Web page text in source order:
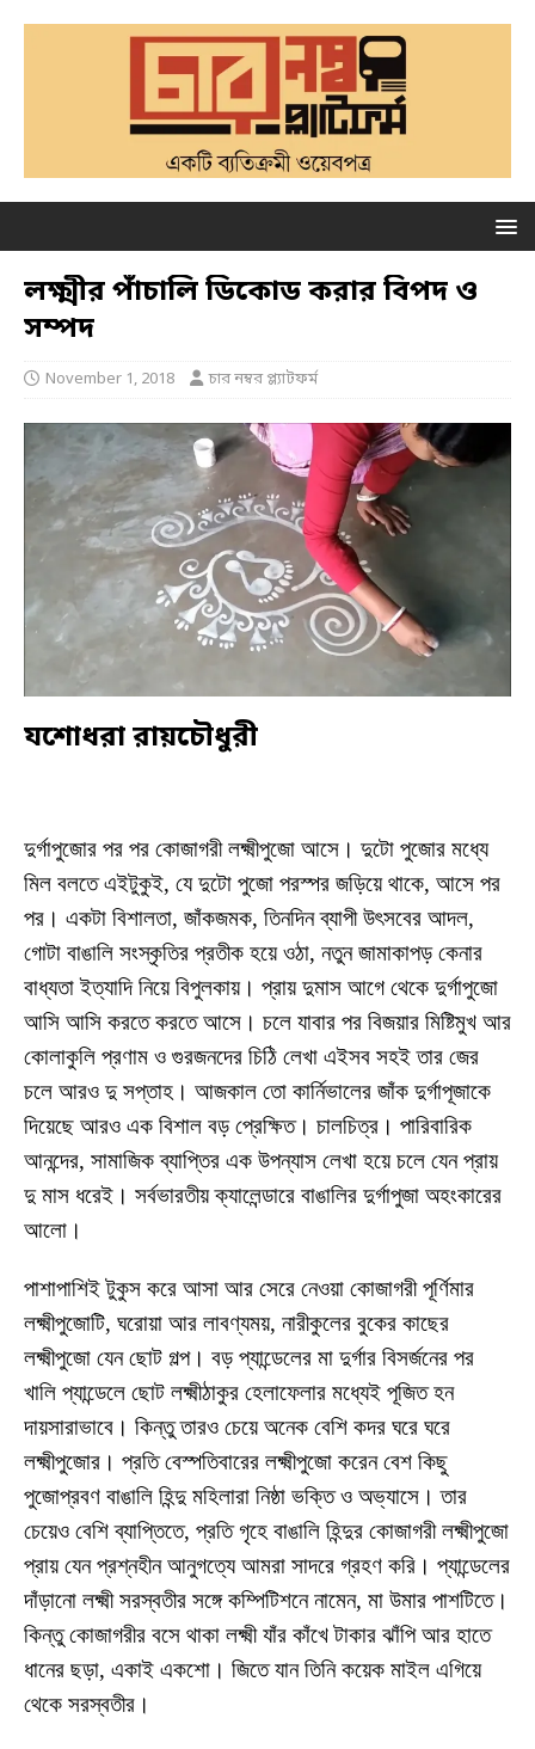
লক্ষ্মীর পাঁচালি ডিকোড করার বিপদ ও
সম্পদ
November 1, 2018 চার নম্বর প্ল্যাটফর্ম
যশোধরা রায়চৌধুরী
দুর্গাপুজোর পর পর কোজাগরী লক্ষ্মীপুজো আসে। দুটো পুজোর মধ্যে
মিল বলতে এইটুকুই, যে দুটো পুজো পরস্পর জড়িয়ে থাকে, আসে পর
পর। একটা বিশালতা, জাঁকজমক, তিনদিন ব্যাপী উৎসবের আদল,
গোটা বাঙালি সংস্কৃতির প্রতীক হয়ে ওঠা, নতুন জামাকাপড় কেনার
বাধ্যতা ইত্যাদি নিয়ে বিপুলকায়। প্রায় দুমাস আগে থেকে দুর্গাপুজো
আসি আসি করতে করতে আসে। চলে যাবার পর বিজয়ার মিষ্টিমুখ আর
কোলাকুলি প্রণাম ও গুরজনদের চিঠি লেখা এইসব সহই তার জের
চলে আরও দু সপ্তাহ। আজকাল তো কার্নিভালের জাঁক দুর্গাপূজাকে
দিয়েছে আরও এক বিশাল বড় প্রেক্ষিত। চালচিত্র। পারিবারিক
আনন্দের, সামাজিক ব্যাপ্তির এক উপন্যাস লেখা হয়ে চলে যেন প্রায়
দু মাস ধরেই। সর্বভারতীয় ক্যালেন্ডারে বাঙালির দুর্গাপুজা অহংকারের
আলো।
পাশাপাশিই টুকুস করে আসা আর সেরে নেওয়া কোজাগরী পূর্ণিমার
লক্ষ্মীপুজোটি, ঘরোয়া আর লাবণ্যময়, নারীকুলের বুকের কাছের
লক্ষ্মীপুজো যেন ছোট গল্প। বড় প্যান্ডেলের মা দুর্গার বিসর্জনের পর
খালি প্যান্ডেলে ছোট লক্ষ্মীঠাকুর হেলাফেলার মধ্যেই পূজিত হন
দায়সারাভাবে। কিন্তু তারও চেয়ে অনেক বেশি কদর ঘরে ঘরে
লক্ষ্মীপুজোর। প্রতি বেস্পতিবারের লক্ষ্মীপুজো করেন বেশ কিছু
পুজোপ্রবণ বাঙালি হিন্দু মহিলারা নিষ্ঠা ভক্তি ও অভ্যাসে। তার
চেয়েও বেশি ব্যাপ্তিতে, প্রতি গৃহে বাঙালি হিন্দুর কোজাগরী লক্ষ্মীপুজো
প্রায় যেন প্রশ্নহীন আনুগত্যে আমরা সাদরে গ্রহণ করি। প্যান্ডেলের
দাঁড়ানো লক্ষ্মী সরস্বতীর সঙ্গে কম্পিটিশনে নামেন, মা উমার পাশটিতে।
কিন্তু কোজাগরীর বসে থাকা লক্ষ্মী যাঁর কাঁখে টাকার ঝাঁপি আর হাতে
ধানের ছড়া, একাই একশো। জিতে যান তিনি কয়েক মাইল এগিয়ে
থেকে সরস্বতীর।